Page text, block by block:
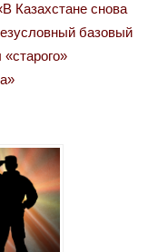
Казахстане снова
базовый